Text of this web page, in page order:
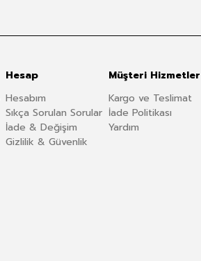
Hesap
Hesabım
Sıkça Sorulan Sorular
İade & Değişim
Gizlilik & Güvenlik
Müşteri
Kargo ve Teslimat
İade Politikası
Yardım